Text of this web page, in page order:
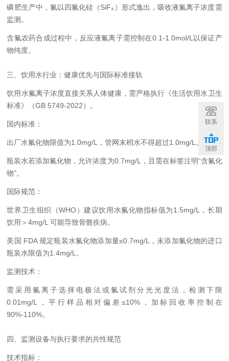
磷肥生产中，氟以四氟化硅（SiF₄）形式逸出，吸收液氟离子浓度需
监测。
含氟农药合成过程中，反应液氟离子需控制在0.1-1.0mol/L以保证产
物纯度。
三、饮用水行业：健康优先与国际标准接轨
饮用水氟离子浓度直接关系人体健康，需严格执行《生活饮用水卫生
标准》（GB 5749-2022）。
国内标准：
出厂水氟化物限值为1.0mg/L，管网末梢水不得超过1.0mg/L。
瓶装水若添加氟化物，允许浓度为0.7mg/L，且需在标签注明“含氟化
物"。
国际规范：
世界卫生组织（WHO）建议饮用水氟化物指标值为1.5mg/L，长期
饮用＞4mg/L 可能导致骨骼疾病。
美国 FDA 规定瓶装水氟化物添加量≤0.7mg/L，未添加氟化物的进口
瓶装水限值为1.4mg/L。
监测技术：
需采用氟离子选择电极法或氟试剂分光光度法，检测下限
0.01mg/L，平行样品相对偏差≤10%，加标回收率控制在
90%-110%。
四、监测设备与执行要求的共性规范
技术指标：
联系
顶部